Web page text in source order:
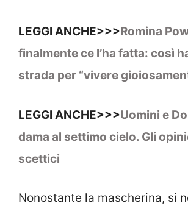
LEGGI ANCHE>>>Romina
finalmente ce l’ha fatta: così
strada per “vivere
LEGGI ANCHE>>>Uomini e
dama al settimo cielo. Gli
scettici
Nonostante la mascherina, si